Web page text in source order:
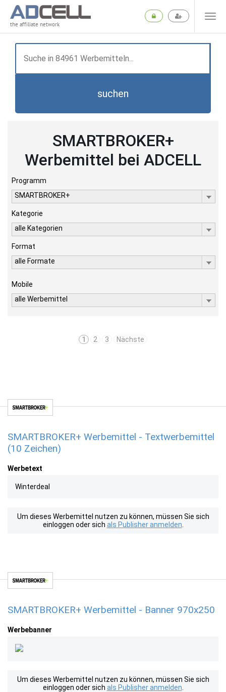
the affiliate network
suchen
SMARTBROKER+
Werbemittel bei ADCELL
Programm
SMARTBROKER+
Kategorie
alle Kategorien
Format
alle Formate
Mobile
alle Werbemittel
1 2 3 Nächste
SMARTBROKER+ Werbemittel - Textwerbemittel
(10 Zeichen)
Werbetext
Winterdeal
Um dieses Werbemittel nutzen zu können, müssen Sie sich
einloggen oder sich als Publisher anmelden
SMARTBROKER+ Werbemittel - Banner 970x250
Werbebanner
Um dieses Werbemittel nutzen zu können, müssen Sie sich
einloggen oder sich als Publisher anmelden